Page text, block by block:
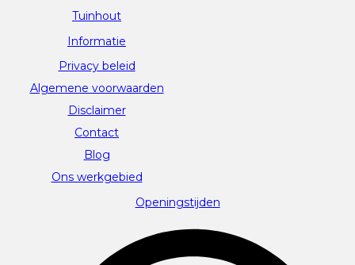
Tuinhout
Informatie
Privacy beleid
Algemene voorwaarden
Disclaimer
Contact
Blog
Ons werkgebied
Openingstijden